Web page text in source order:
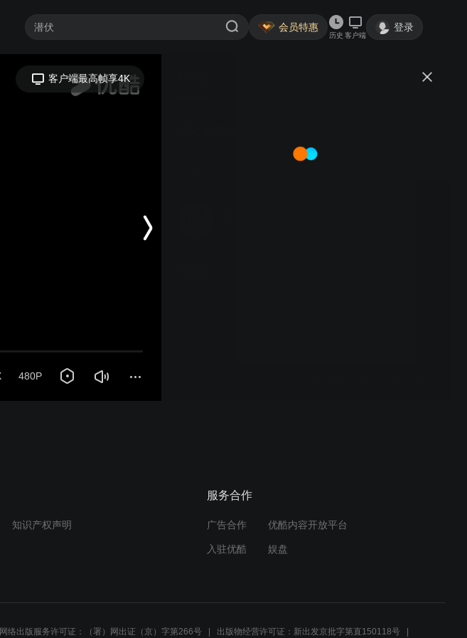
会员特惠
历史 客户端
登录
知识产权声明
服务合作
广告合作 优酷内容开放平台
入驻优酷 娱盘
网络出版服务许可证：（署）网出证（京）字第266号 出版物经营许可证：新出发京批字第直150118号